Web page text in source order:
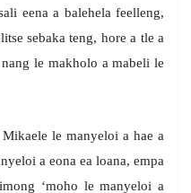
eena a balehela feelleng,
sebaka teng, hore a tle a
le makholo a mabeli le
le manyeloi a hae a
a eona ea loana, empa
‘moho le manyeloi a